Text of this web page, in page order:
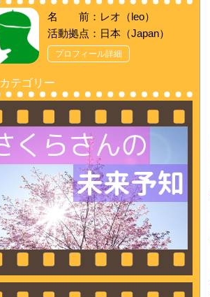
名 前：レオ（leo）
活動拠点：日本（Japan）
プロフィール詳細
カテゴリー